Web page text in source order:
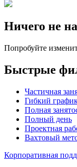
Ничего не
Попробуйте
Быстрые
Частичная
Гибкий
Полная
Полный день
Проектная
Вахтовый
Корпоративная